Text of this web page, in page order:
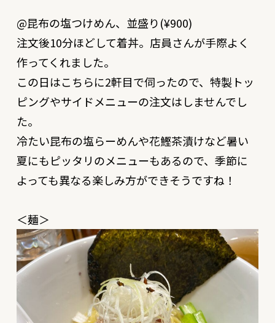
@昆布の塩つけめん、並盛り(¥900)
注文後10分ほどして着丼。店員さんが手際よく
作ってくれました。
この日はこちらに2軒目で伺ったので、特製トッ
ピングやサイドメニューの注文はしませんでし
た。
冷たい昆布の塩らーめんや花鰹茶漬けなど暑い
夏にもピッタリのメニューもあるので、季節に
よっても異なる楽しみ方ができそうですね！
＜麺＞